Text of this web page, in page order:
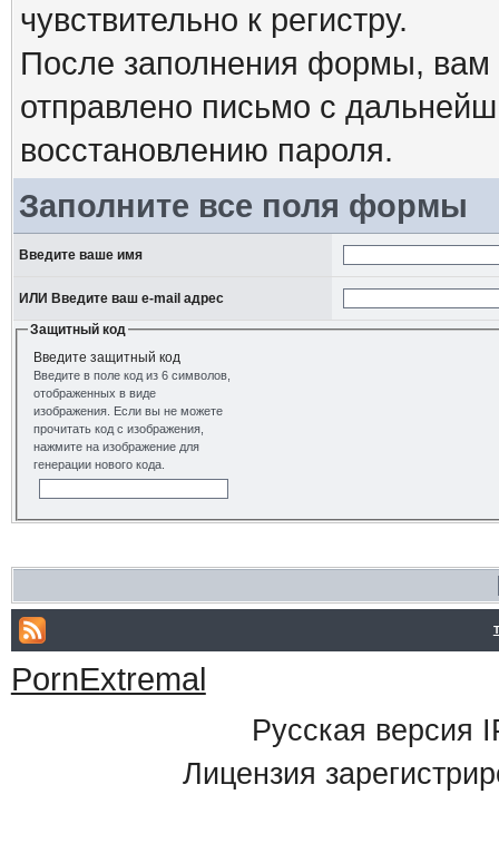
чувствительно к регистру.
После заполнения формы, вам
отправлено письмо с
восстановлению пароля.
Заполните все поля формы
Введите ваше имя
ИЛИ Введите ваш e-mail адрес
Защитный код
Введите защитный код
Введите в поле код из 6 символов,
отображенных в виде
изображения. Если вы не можете
прочитать код с изображения,
нажмите на изображение для
генерации нового кода.
PornExtremal
Русская версия
Лицензия